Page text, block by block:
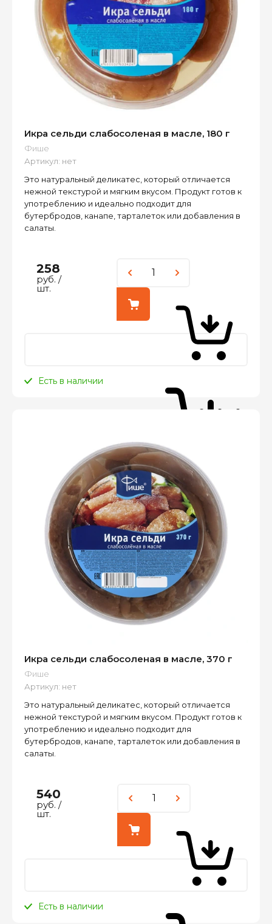
Икра сельди слабосоленая в масле, 180 г
Фише
Артикул: нет
Это натуральный деликатес, который отличается
нежной текстурой и мягким вкусом. Продукт готов к
употреблению и идеально подходит для
бутербродов, канапе, тарталеток или добавления в
салаты.
258
руб. /
шт.
Есть в наличии
Икра сельди слабосоленая в масле, 370 г
Фише
Артикул: нет
Это натуральный деликатес, который отличается
нежной текстурой и мягким вкусом. Продукт готов к
употреблению и идеально подходит для
бутербродов, канапе, тарталеток или добавления в
салаты.
540
руб. /
шт.
Есть в наличии